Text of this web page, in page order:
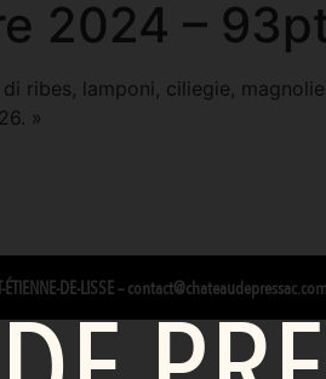
2024 –
lamponi, ciliegie,
»
DE-LISSE–contact@chateaudepressac.com